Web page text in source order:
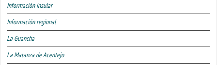
Información insular
Información regional
La Guancha
La Matanza de Acentejo